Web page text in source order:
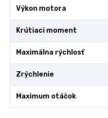
Výkon motora
Krútiaci moment
Maximálna rýchlosť
Zrýchlenie
Maximum otáčok